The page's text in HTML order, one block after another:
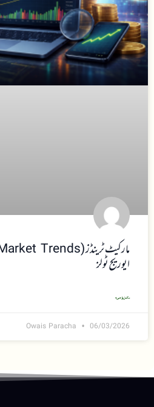
ایوریج ٹولز
مکمل پڑھیں »
Owais Paracha 06/03/2026